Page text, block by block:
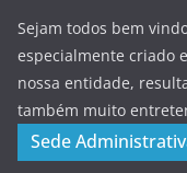
Sejam todos bem
especialmente criado
nossa entidade,
também muito
Sede